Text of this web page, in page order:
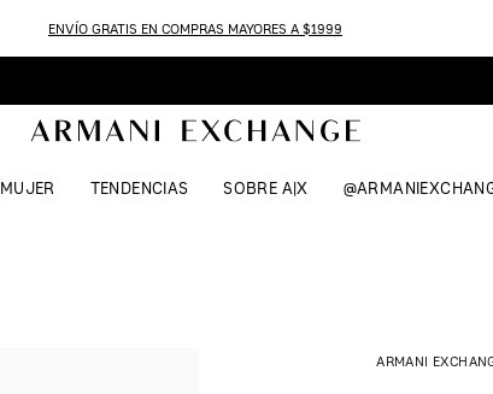
ENVÍO GRATIS EN COMPRAS MAYORES A $1999
MUJER TENDENCIAS SOBRE A|X
ARMANI